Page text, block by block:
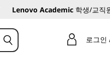
Lenovo Academic 학생/교직
로그인